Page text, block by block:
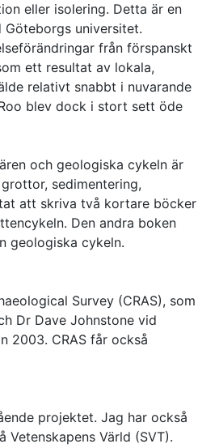
eller isolering. Detta är en
universitet.
från förspanskt
ett resultat av lokala,
relativt snabbt i nuvarande
blev dock i stort sett öde
och geologiska cykeln är
sedimentering,
att skriva två kortare böcker
Den andra boken
geologiska cykeln.
Survey (CRAS), som
Dr Dave Johnstone vid
2003. CRAS får också
projektet. Jag har också
Värld (SVT).